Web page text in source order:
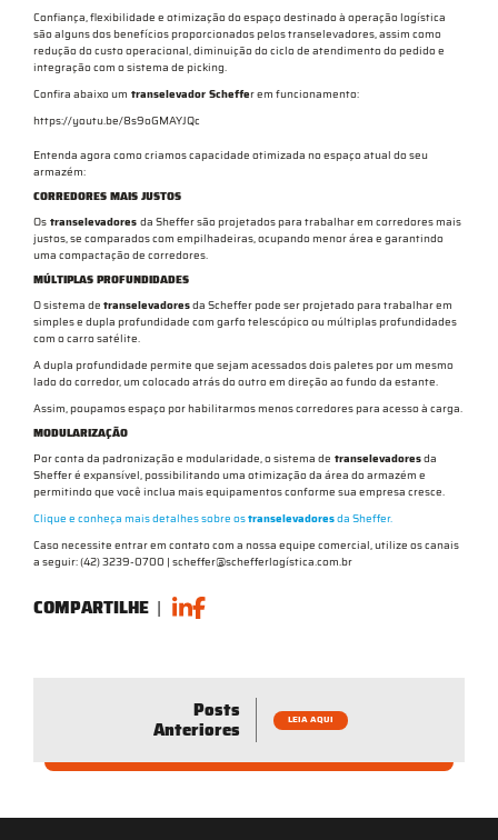
Confiança, flexibilidade e otimização do espaço destinado à operação logística
são alguns dos benefícios proporcionados pelos transelevadores, assim como
redução do custo operacional, diminuição do ciclo de atendimento do pedido e
integração com o sistema de picking.
Confira abaixo um transelevador Scheffer em funcionamento:
https://youtu.be/8s9oGMAYJQc
Entenda agora como criamos capacidade otimizada no espaço atual do seu
armazém:
CORREDORES MAIS JUSTOS
Os transelevadores da Sheffer são projetados para trabalhar em corredores mais
justos, se comparados com empilhadeiras, ocupando menor área e garantindo
uma compactação de corredores.
MÚLTIPLAS PROFUNDIDADES
O sistema de transelevadoresda Scheffer pode ser projetado para trabalhar em
simples e dupla profundidade com garfo telescópico ou múltiplas profundidades
com o carro satélite.
A dupla profundidade permite que sejam acessados dois paletes por um mesmo
lado do corredor, um colocado atrás do outro em direção ao fundo da estante.
Assim, poupamos espaço por habilitarmos menos corredores para acesso à carga.
MODULARIZAÇÃO
Por conta da padronização e modularidade, o sistema de transelevadoresda
Sheffer é expansível, possibilitando uma otimização da área do armazém e
permitindo que você inclua mais equipamentos conforme sua empresa cresce.
Clique e conheça mais detalhes sobre ostranselevadoresda Sheffer.
Caso necessite entrar em contato com a nossa equipe comercial, utilize os canais
a seguir: (42) 3239-0700 | scheffer@schefferlogística.com.br
COMPARTILHE |
Posts
Anteriores LEIA AQUI